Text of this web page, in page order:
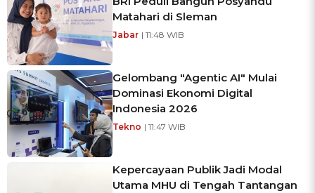
Matahari di Sleman
Jabar | 11:48 WIB
Gelombang "Agentic AI" Mulai
Dominasi Ekonomi Digital
Indonesia 2026
Tekno | 11:47 WIB
Kepercayaan Publik Jadi Modal
Utama MHU di Tengah Tantangan